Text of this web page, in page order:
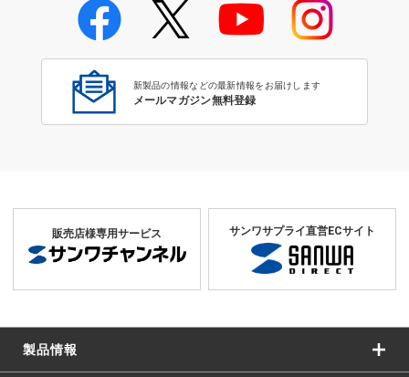
静音キーボード・テンキー特集
新製品の情報などの最新情報をお届けします
メールマガジン無料登録
販売店様専用サービス サンワサプライ直営ECサイト
製品情報